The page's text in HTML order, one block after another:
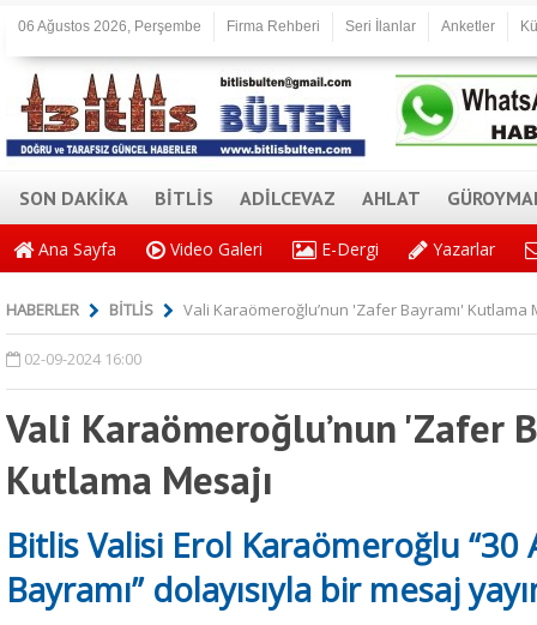
06 Ağustos 2026, Perşembe Firma Rehberi Seri İlanlar Anketler
SON DAKİKA BİTLİS ADİLCEVAZ AHLAT
Ana Sayfa Video Galeri E-Dergi Yazarlar
HABERLER BİTLİS Vali Karaömeroğlu’nun 'Zafer Bayramı' Kutlama
02-09-2024 16:00
Vali Karaömeroğlu’nun 'Zafer
Kutlama Mesajı
Bitlis Valisi Erol Karaömeroğlu “30
Bayramı” dolayısıyla bir mesaj